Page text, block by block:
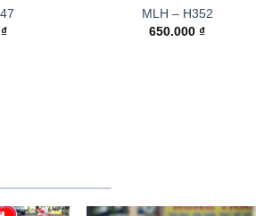
₫
MLH – H352
650.000₫